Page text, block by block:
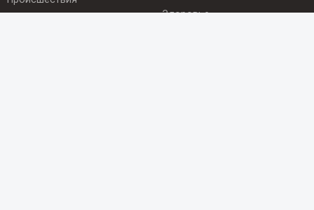
Здоровье